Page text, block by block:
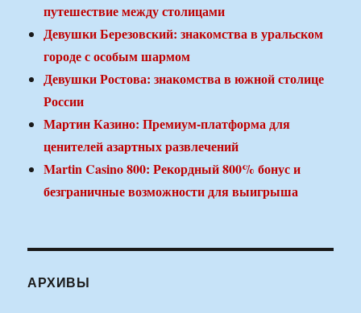
путешествие между столицами
Девушки Березовский: знакомства в уральском
городе с особым шармом
Девушки Ростова: знакомства в южной столице
России
Мартин Казино: Премиум-платформа для
ценителей азартных развлечений
Martin Casino 800: Рекордный 800% бонус и
безграничные возможности для выигрыша
АРХИВЫ